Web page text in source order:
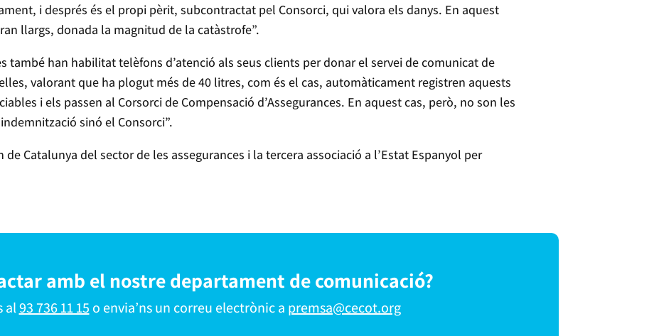
i després és el propi pèrit, subcontractat pel Consorci, qui valora els danys. En aquest
llargs, donada la magnitud de la catàstrofe”.
també han habilitat telèfons d’atenció als seus clients per donar el servei de comunicat de
valorant que ha plogut més de 40 litres, com és el cas, automàticament registren aquests
i els passen al Corsorci de Compensació d’Assegurances. En aquest cas, però, no son les
sinó el Consorci”.
de Catalunya del sector de les assegurances i la tercera associació a l’Estat Espanyol per
amb el nostre departament de comunicació?
al93 736 11 15 o envia’ns un correu electrònic a premsa@cecot.org